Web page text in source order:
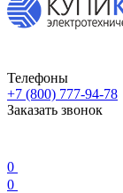
Телефоны
+7 (800) 777-94-78
Заказать звонок
0
0